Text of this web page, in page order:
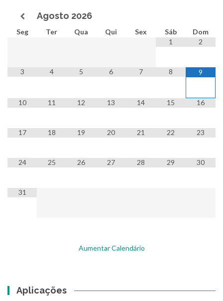
Agosto 2026
Seg Ter Qua Qui Sex Sáb
Dom
1
2
3 4 5 6 7 8 9
10 11 12 13 14 15 16
17 18 19 20 21 22 23
24 25 26 27 28 29 30
31
Aumentar Calendário
Aplicações